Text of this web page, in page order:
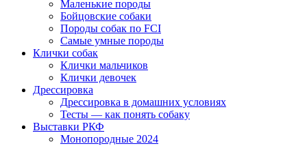
Маленькие породы
Бойцовские собаки
Породы собак по FCI
Самые умные породы
Клички собак
Клички мальчиков
Клички девочек
Дрессировка
Дрессировка в домашних условиях
Тесты — как понять собаку
Выставки РКФ
Монопородные 2024